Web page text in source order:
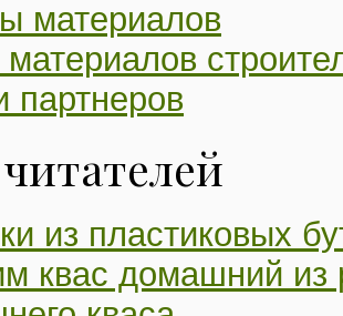
материалов
партнеров
из пластиковых
квас домашний